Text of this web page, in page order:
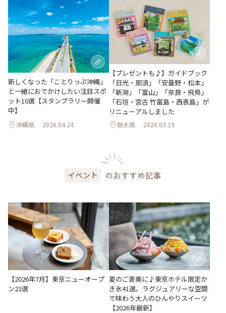
新しくなった「ことりっぷ沖縄」
と一緒におでかけしたい注目スポ
ット10選【スタンプラリー開催
中】
沖縄県 2026.04.24
【プレゼントも♪】ガイドブック
「日光・那須」「安曇野・松本」
「新潟」「富山」「奈良・飛鳥」
「石垣・宮古 竹富島・西表島」が
リニューアルしました
栃木県 2026.03.19
イベント のおすすめ記事
【2026年7月】東京ニューオープ
ン23選
夏のご褒美に♪東京ホテル限定か
き氷41選。ラグジュアリーな空間
で味わう大人のひんやりスイーツ
【2026年最新】